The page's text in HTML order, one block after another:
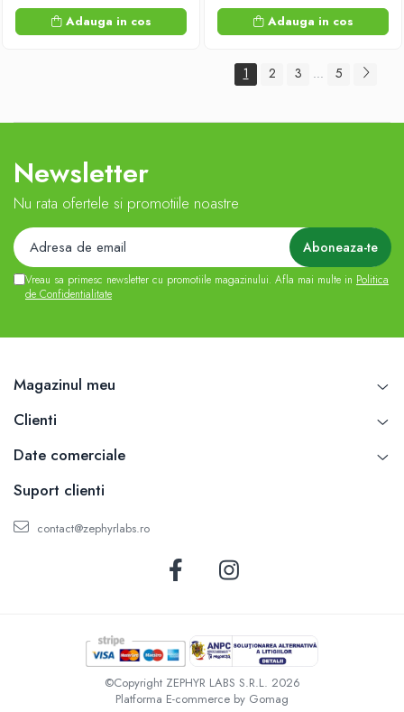
Adauga in cos
Adauga in cos
1 2 3 ... 5
Newsletter
Nu rata ofertele si promotiile noastre
Vreau sa primesc newsletter cu promotiile magazinului. Afla mai multe in Politica
de Confidentialitate
Magazinul meu
Clienti
Date comerciale
Suport clienti
contact@zephyrlabs.ro
©Copyright ZEPHYR LABS S.R.L. 2026
Platforma E-commerce by Gomag